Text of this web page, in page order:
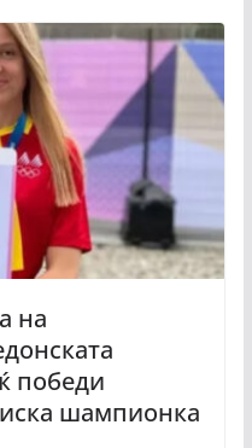
на
победи
шампионка